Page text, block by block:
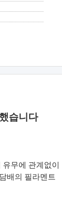
습니다
무에 관계없이
배의 필라멘트